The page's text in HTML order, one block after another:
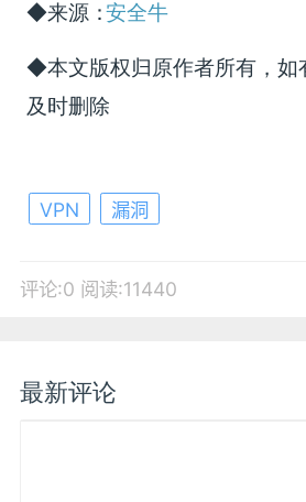
◆来源：安全牛
◆本文版权归原作者所有，如
及时删除
VPN 漏洞
评论:0 阅读:11440
最新评论